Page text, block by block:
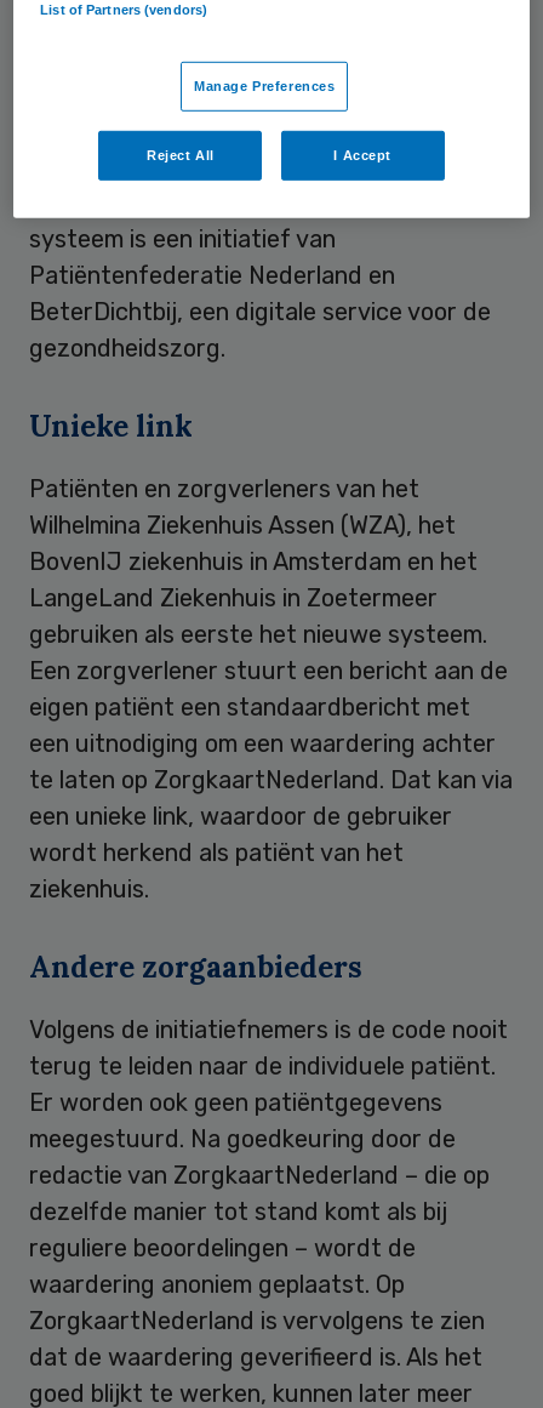
informatie die ZorgkaartNederland biedt.
Zo is bijvoorbeeld niet na te gaan of de
beoordelingen wel echt van de eigen
patiënten afkomstig zijn. Om die twijfel weg
te nemen, starten drie ziekenhuizen met
systeem is een initiatief van
Patiëntenfederatie Nederland en
BeterDichtbij, een digitale service voor de
gezondheidszorg.
Unieke link
Patiënten en zorgverleners van het
Wilhelmina Ziekenhuis Assen (WZA), het
BovenIJ ziekenhuis in Amsterdam en het
LangeLand Ziekenhuis in Zoetermeer
gebruiken als eerste het nieuwe systeem.
Een zorgverlener stuurt een bericht aan de
eigen patiënt een standaardbericht met
een uitnodiging om een waardering achter
te laten op ZorgkaartNederland. Dat kan via
een unieke link, waardoor de gebruiker
wordt herkend als patiënt van het
ziekenhuis.
Andere zorgaanbieders
Volgens de initiatiefnemers is de code nooit
terug te leiden naar de individuele patiënt.
Er worden ook geen patiëntgegevens
meegestuurd. Na goedkeuring door de
redactie van ZorgkaartNederland – die op
dezelfde manier tot stand komt als bij
reguliere beoordelingen – wordt de
waardering anoniem geplaatst. Op
ZorgkaartNederland is vervolgens te zien
dat de waardering geverifieerd is. Als het
goed blijkt te werken, kunnen later meer
List of Partners (vendors)
Manage Preferences
Reject All I Accept